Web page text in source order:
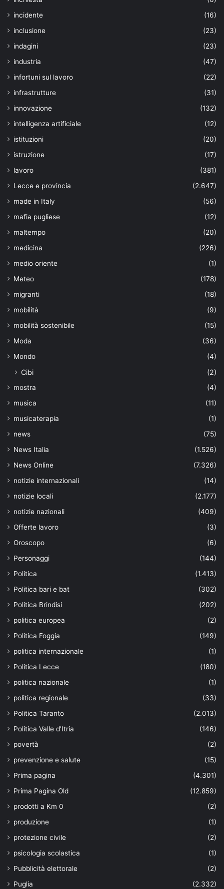
incidente
(16)
inclusione
(23)
indagini
(23)
industria
(47)
infortuni sul lavoro
(22)
infrastrutture
(31)
innovazione
(132)
intelligenza artificiale
(12)
istituzioni
(20)
istruzione
(17)
lavoro
(381)
Lecce e provincia
(2.647)
made in Italy
(56)
mafia pugliese
(12)
maltempo
(20)
medicina
(226)
medio oriente
(1)
Meteo
(178)
migranti
(18)
mobilità
(9)
mobilità sostenibile
(15)
Moda
(36)
Mondo
(4)
Cibi (2)
mostra
(4)
musica
(11)
musicaterapia
(1)
news
(75)
News Italia
(1.526)
News Online
(7.326)
notizie internazionali
(14)
notizie locali
(2.177)
notizie nazionali
(409)
Offerte lavoro
(3)
Oroscopo
(6)
Personaggi
(144)
Politica
(1.413)
Politica bari e bat
(302)
Politica Brindisi
(202)
politica europea
(2)
Politica Foggia
(149)
politica internazionale
(1)
Politica Lecce
(180)
politica nazionale
(1)
politica regionale
(33)
Politica Taranto
(2.013)
Politica Valle d'Itria
(146)
povertà
(2)
prevenzione e salute
(15)
Prima pagina
(4.301)
Prima Pagina Old
(12.859)
prodotti a Km 0
(2)
produzione
(1)
protezione civile
(2)
psicologia scolastica
(1)
Pubblicità elettorale
(2)
Puglia
(2.332)